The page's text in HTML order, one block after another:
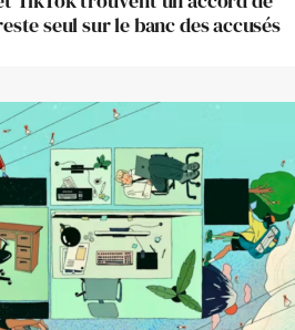
seul sur le banc des accusés